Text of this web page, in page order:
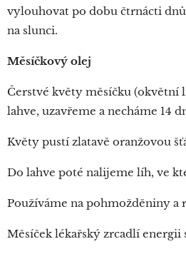
vylouhovat po dobu čtrnácti
na slunci.
Měsíčkový olej
Čerstvé květy měsíčku (okvětní
lahve, uzavřeme a necháme 14
Květy pustí zlatavě oranžovou
Do lahve poté nalijeme líh, ve
Používáme na pohmožděniny a
Měsíček lékařský zrcadlí energii